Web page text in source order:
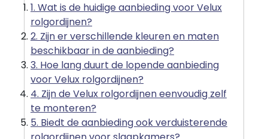
1. Wat is de huidige aanbieding voor Velux
rolgordijnen?
2. Zijn er verschillende kleuren en maten
beschikbaar in de aanbieding?
3. Hoe lang duurt de lopende aanbieding
voor Velux rolgordijnen?
4. Zijn de Velux rolgordijnen eenvoudig zelf
te monteren?
5. Biedt de aanbieding ook verduisterende